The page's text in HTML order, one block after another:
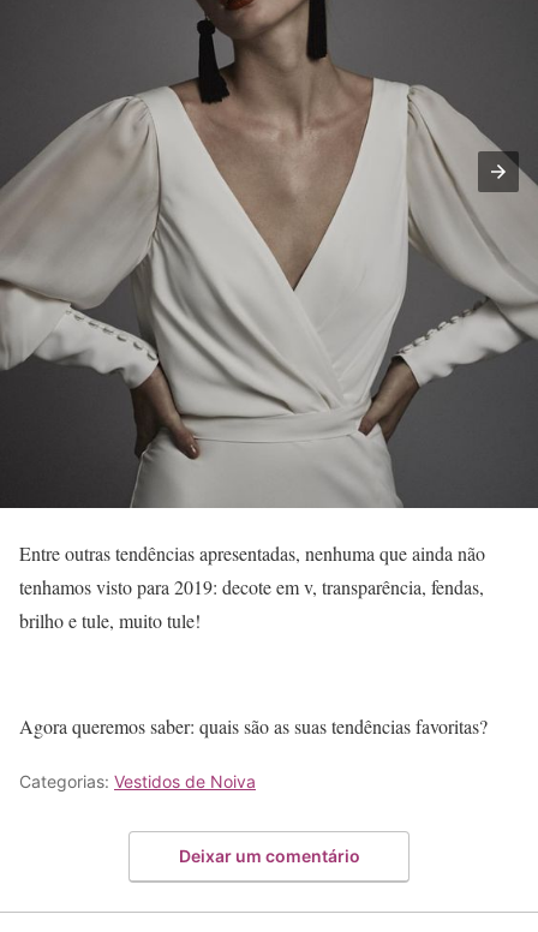
Entre outras tendências apresentadas, nenhuma que ainda não
tenhamos visto para 2019: decote em v, transparência, fendas,
brilho e tule, muito tule!
Agora queremos saber: quais são as suas tendências favoritas?
Categorias: Vestidos de Noiva
Deixar um comentário